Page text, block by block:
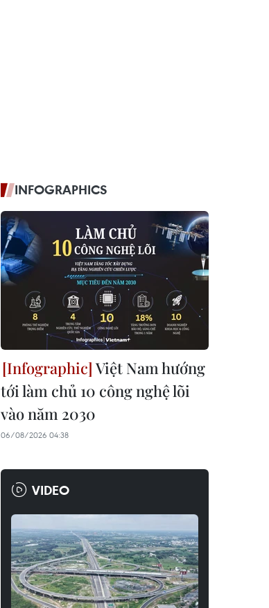
INFOGRAPHICS
Việt Nam hướng
tới làm chủ 10 công nghệ lõi
vào năm 2030
06/08/2026 04:38
VIDEO